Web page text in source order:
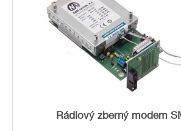
Rádiový zberný modem